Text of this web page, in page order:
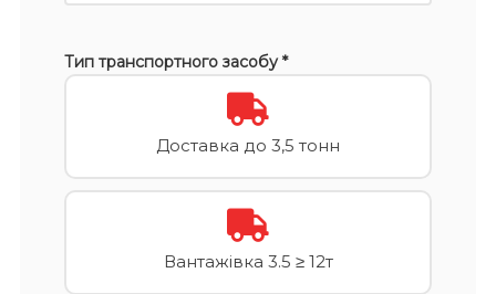
Тип транспортного засобу *
Доставка до 3,5 тонн
Вантажівка 3.5 ≥ 12т